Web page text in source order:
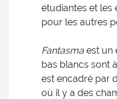
étudiantes et les
pour les autres
Fantasma est un
bas blancs sont
est encadré par
où il y a des